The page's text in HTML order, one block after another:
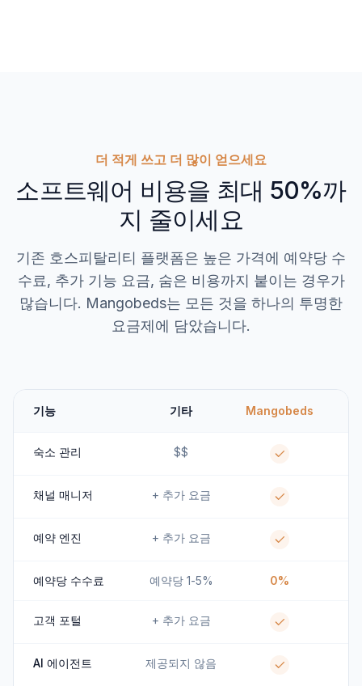
더 적게 쓰고 더 많이 얻으세요
소프트웨어 비용을 최대 50%까
지 줄이세요
기존 호스피탈리티 플랫폼은 높은 가격에 예약당 수
수료, 추가 기능 요금, 숨은 비용까지 붙이는 경우가
많습니다. Mangobeds는 모든 것을 하나의 투명한
요금제에 담았습니다.
기능 기타 Mangobeds
숙소 관리 $$
채널 매니저 + 추가 요금
예약 엔진 + 추가 요금
예약당 수수료 예약당 1-5% 0%
고객 포털 + 추가 요금
AI 에이전트 제공되지 않음